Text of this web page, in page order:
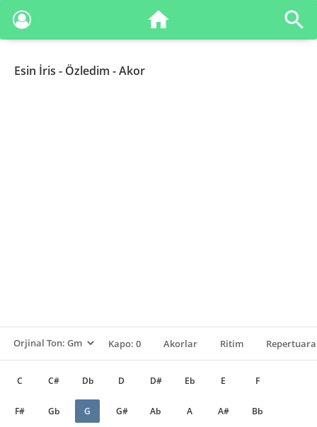
Esin İris - Özledim - Akor
Kapo: 0 Akorlar Ritim
C C# Db D D# Eb E F
F# Gb G G# Ab A A# Bb